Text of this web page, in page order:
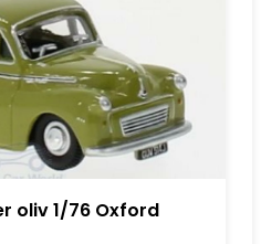
oliv 1/76 Oxford